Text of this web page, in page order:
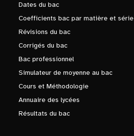
Dates du bac
Coefficients bac par matière et série
Révisions du bac
Corrigés du bac
Bac professionnel
Simulateur de moyenne au bac
Cours et Méthodologie
Annuaire des lycées
Résultats du bac